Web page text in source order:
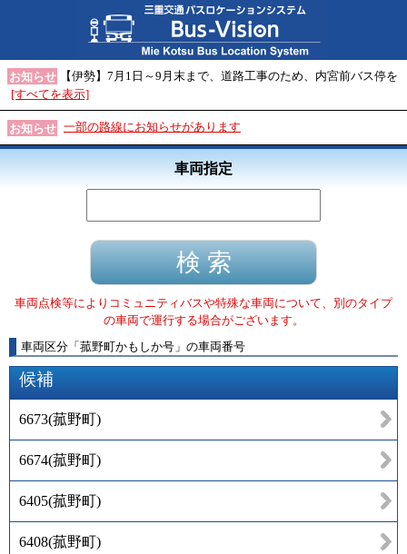
お知らせ
【伊勢】7月1日～9月末まで、道路工事のため、内宮前バス停を
[すべてを表示]
お知らせ 一部の路線にお知らせがあります
車両指定
車両点検等によりコミュニティバスや特殊な車両について、別のタイプ
の車両で運行する場合がございます。
車両区分 「 菰野町かもしか号 」 の車両番号
候補
6673(菰野町)
6674(菰野町)
6405(菰野町)
6408(菰野町)